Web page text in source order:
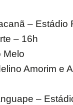
– Estádio
– 16h
Melo
Amorim e
–